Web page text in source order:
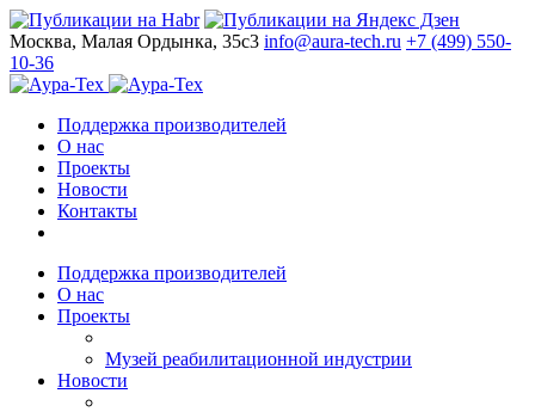
Москва, Малая Ордынка, 35с3 info@aura-tech.ru +7 (499) 550-
10-36
Поддержка производителей
О нас
Проекты
Новости
Контакты
Поддержка производителей
О нас
Проекты
Музей реабилитационной индустрии
Новости